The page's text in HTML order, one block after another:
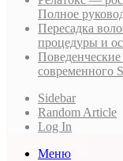
Полное
Пересадка
процедуры и
современного
Sidebar
Random Article
Log In
Меню